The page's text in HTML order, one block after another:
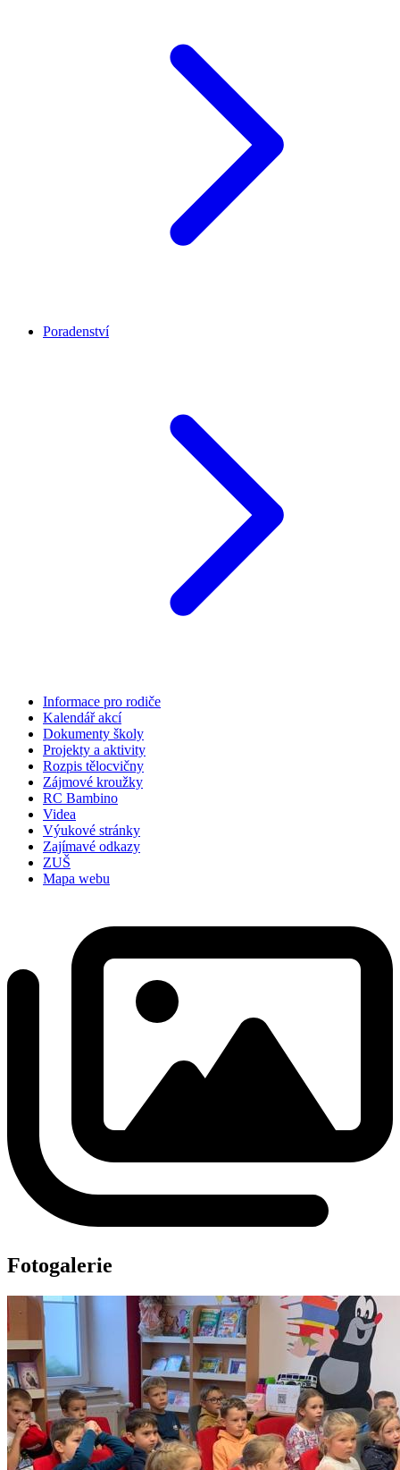
Poradenství
Informace pro rodiče
Kalendář akcí
Dokumenty školy
Projekty a aktivity
Rozpis tělocvičny
Zájmové kroužky
RC Bambino
Videa
Výukové stránky
Zajímavé odkazy
ZUŠ
Mapa webu
Fotogalerie